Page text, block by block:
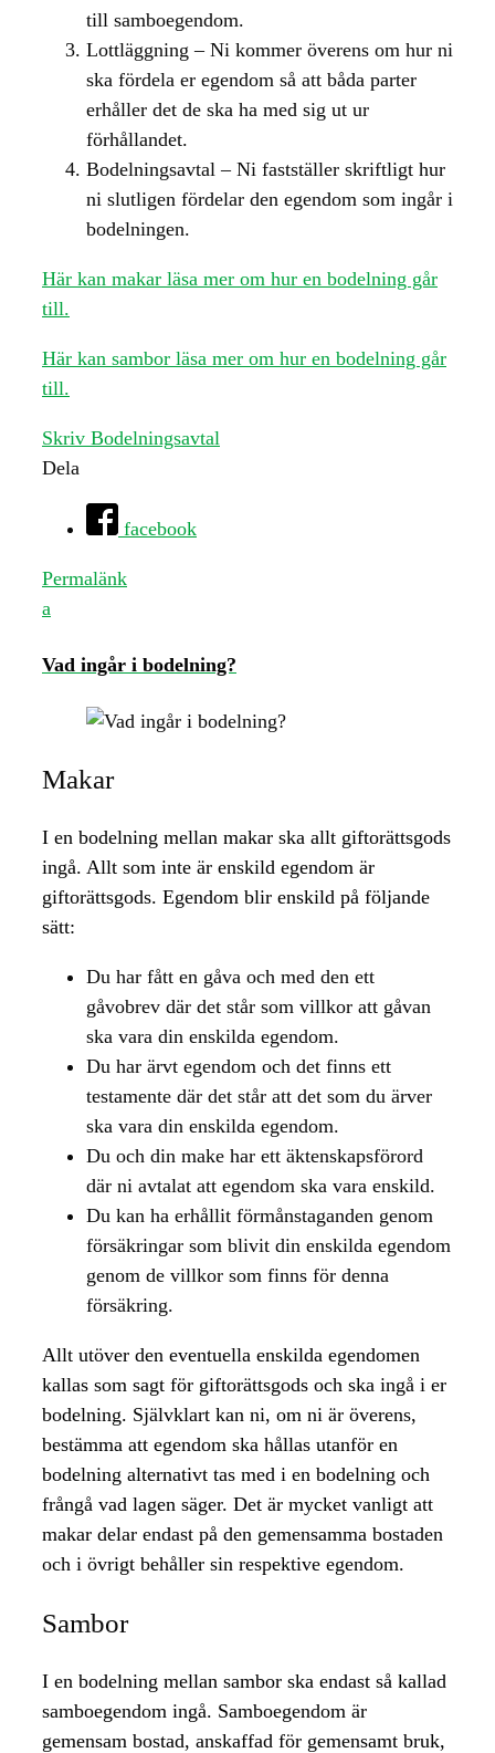
till samboegendom.
Lottläggning – Ni kommer överens om hur ni
ska fördela er egendom så att båda parter
erhåller det de ska ha med sig ut ur
förhållandet.
Bodelningsavtal – Ni fastställer skriftligt hur
ni slutligen fördelar den egendom som ingår i
bodelningen.
Här kan makar läsa mer om hur en bodelning går
till.
Här kan sambor läsa mer om hur en bodelning går
till.
Skriv Bodelningsavtal
Dela
facebook
Permalänk
a
Vad ingår i bodelning?
Makar
I en bodelning mellan makar ska allt giftorättsgods
ingå. Allt som inte är enskild egendom är
giftorättsgods. Egendom blir enskild på följande
sätt:
Du har fått en gåva och med den ett
gåvobrev där det står som villkor att gåvan
ska vara din enskilda egendom.
Du har ärvt egendom och det finns ett
testamente där det står att det som du ärver
ska vara din enskilda egendom.
Du och din make har ett äktenskapsförord
där ni avtalat att egendom ska vara enskild.
Du kan ha erhållit förmånstaganden genom
försäkringar som blivit din enskilda egendom
genom de villkor som finns för denna
försäkring.
Allt utöver den eventuella enskilda egendomen
kallas som sagt för giftorättsgods och ska ingå i er
bodelning. Självklart kan ni, om ni är överens,
bestämma att egendom ska hållas utanför en
bodelning alternativt tas med i en bodelning och
frångå vad lagen säger. Det är mycket vanligt att
makar delar endast på den gemensamma bostaden
och i övrigt behåller sin respektive egendom.
Sambor
I en bodelning mellan sambor ska endast så kallad
samboegendom ingå. Samboegendom är
gemensam bostad, anskaffad för gemensamt bruk,